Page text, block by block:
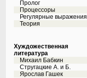
Пролог
Процессоры
Регулярные выражения
Теория
Хуждожественная
литература
Михаил Бабкин
Стругацкие А. и Б.
Ярослав Гашек